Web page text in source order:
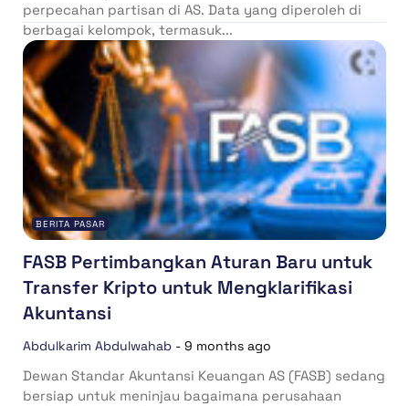
perpecahan partisan di AS. Data yang diperoleh di
berbagai kelompok, termasuk...
BERITA PASAR
FASB Pertimbangkan Aturan Baru untuk
Transfer Kripto untuk Mengklarifikasi
Akuntansi
Abdulkarim Abdulwahab - 9 months ago
Dewan Standar Akuntansi Keuangan AS (FASB) sedang
bersiap untuk meninjau bagaimana perusahaan